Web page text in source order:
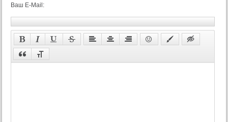
61 серия (суб)
63 серия (суб)
64 серия (суб)
Ваш E-Mail: